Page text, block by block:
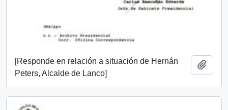
[Responde en relación a situación de Hernán
Peters, Alcalde de Lanco]